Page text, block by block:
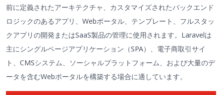
前に定義されたアーキテクチャ、カスタマイズされたバックエンド
ロジックのあるアプリ、Webポータル、テンプレート、フルスタッ
クアプリの開発またはSaaS製品の管理に使用されます。Laravelは
主にシングルページアプリケーション（SPA）、電子商取引サイ
ト、CMSシステム、ソーシャルプラットフォーム、および大量のデ
ータを含むWebポータルを構築する場合に適しています。